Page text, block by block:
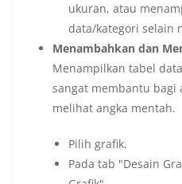
ukuran, atau
data/kategori selain
Menambahkan dan
Menampilkan tabel
sangat membantu bagi
melihat angka mentah.
Pilih grafik.
Pada tab "Desain